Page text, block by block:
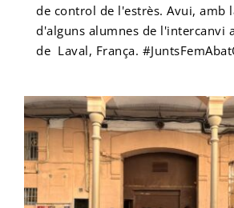
de control de l'estrès. Avui, amb
d'alguns alumnes de l'intercanvi
de Laval, França.